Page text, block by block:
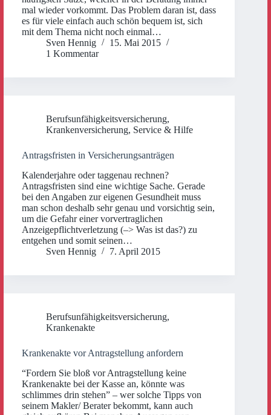
mal wieder vorkommt. Das Problem daran ist, dass
es für viele einfach auch schön bequem ist, sich
mit dem Thema nicht noch einmal…
Sven Hennig
15. Mai 2015
1 Kommentar
Berufsunfähigkeitsversicherung,
Krankenversicherung, Service & Hilfe
Antragsfristen in Versicherungsanträgen
Kalenderjahre oder taggenau rechnen?
Antragsfristen sind eine wichtige Sache. Gerade
bei den Angaben zur eigenen Gesundheit muss
man schon deshalb sehr genau und vorsichtig sein,
um die Gefahr einer vorvertraglichen
Anzeigepflichtverletzung (–> Was ist das?) zu
entgehen und somit seinen…
Sven Hennig
7. April 2015
Berufsunfähigkeitsversicherung,
Krankenakte
Krankenakte vor Antragstellung anfordern
“Fordern Sie bloß vor Antragstellung keine
Krankenakte bei der Kasse an, könnte was
schlimmes drin stehen” – wer solche Tipps von
seinem Makler/ Berater bekommt, kann auch